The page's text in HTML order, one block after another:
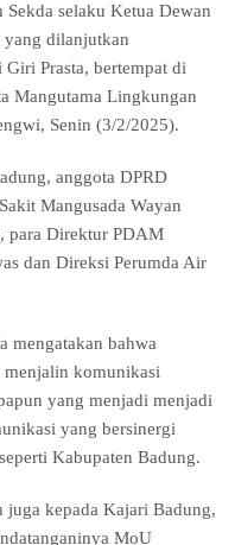
selaku Ketua Dewan
yang dilanjutkan
Giri Prasta, bertempat di
Mangutama Lingkungan
Senin (3/2/2025).
anggota DPRD
Mangusada Wayan
para Direktur PDAM
dan Direksi Perumda Air
mengatakan bahwa
menjalin komunikasi
yang menjadi menjadi
yang bersinergi
Kabupaten Badung.
juga kepada Kajari Badung,
MoU